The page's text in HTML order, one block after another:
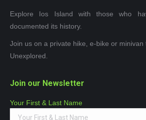
Explore Ios Island with those who
documented its history.
Join us on a private hike, e-bike or
Unexplored.
Join our Newsletter
Your First & Last Name